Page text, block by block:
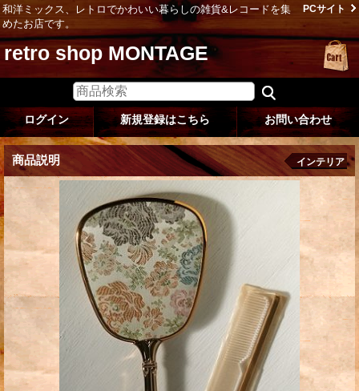
和洋ミックス、レトロでかわいい暮らしの雑貨&レコードを集
めたお店です。
PCサイト
retro shop MONTAGE
ログイン 新規登録はこちら お問い合わせ
商品説明 インテリア